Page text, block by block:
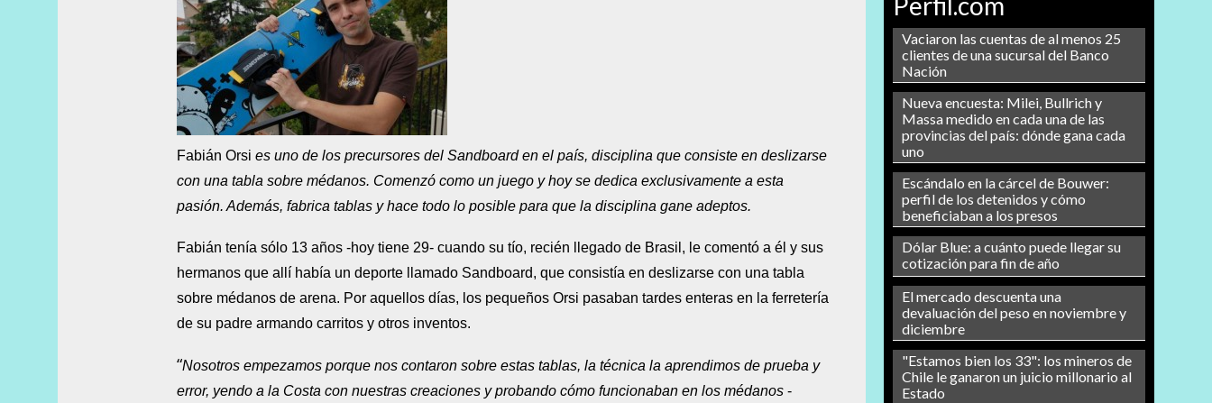
Vaciaron las cuentas de al menos 25
clientes de una sucursal del Banco
Nación
Nueva encuesta: Milei, Bullrich y
Massa medido en cada una de las
provincias del país: dónde gana cada
uno
Escándalo en la cárcel de Bouwer:
perfil de los detenidos y cómo
beneficiaban a los presos
Dólar Blue: a cuánto puede llegar su
cotización para fin de año
El mercado descuenta una
devaluación del peso en noviembre y
diciembre
"Estamos bien los 33": los mineros de
Chile le ganaron un juicio millonario al
Estado
Fabián Orsies uno de los precursores del Sandboard en el país, disciplina que consiste en deslizarse
con una tabla sobre médanos. Comenzó como un juego y hoy se dedica exclusivamente a esta
pasión. Además, fabrica tablas y hace todo lo posible para que la disciplina gane adeptos.
Fabián tenía sólo 13 años -hoy tiene 29- cuando su tío, recién llegado de Brasil, le comentó a él y sus
hermanos que allí había un deporte llamado Sandboard, que consistía en deslizarse con una tabla
sobre médanos de arena. Por aquellos días, los pequeños Orsi pasaban tardes enteras en la ferretería
de su padre armando carritos y otros inventos.
“Nosotros empezamos porque nos contaron sobre estas tablas, la técnica la aprendimos de prueba y
error, yendo a la Costa con nuestras creaciones y probando cómo funcionaban en los médanos-